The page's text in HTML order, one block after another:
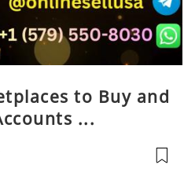
to Buy and
...